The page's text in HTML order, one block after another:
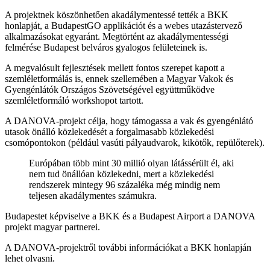
A projektnek köszönhetően akadálymentessé tették a BKK
honlapját, a BudapestGO applikációt és a webes utazástervező
alkalmazásokat egyaránt. Megtörtént az akadálymentességi
felmérése Budapest belváros gyalogos felületeinek is.
A megvalósult fejlesztések mellett fontos szerepet kapott a
szemléletformálás is, ennek szellemében a Magyar Vakok és
Gyengénlátók Országos Szövetségével együttműködve
szemléletformáló workshopot tartott.
A DANOVA-projekt célja, hogy támogassa a vak és gyengénlátó
utasok önálló közlekedését a forgalmasabb közlekedési
csomópontokon (például vasúti pályaudvarok, kikötők, repülőterek).
Európában több mint 30 millió olyan látássérült él, aki
nem tud önállóan közlekedni, mert a közlekedési
rendszerek mintegy 96 százaléka még mindig nem
teljesen akadálymentes számukra.
Budapestet képviselve a BKK és a Budapest Airport a DANOVA
projekt magyar partnerei.
A DANOVA-projektről további információkat a BKK honlapján
lehet olvasni.